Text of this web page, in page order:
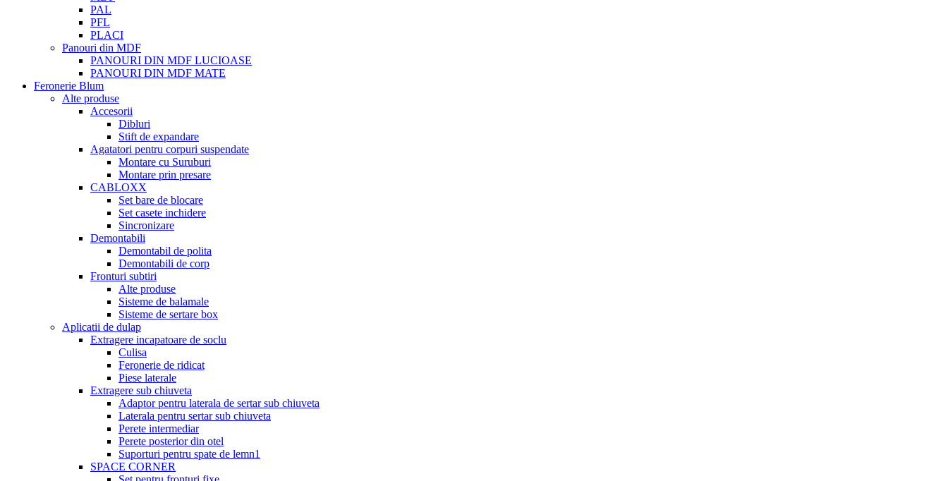
PAL
PFL
PLACI
Panouri din MDF
PANOURI DIN MDF LUCIOASE
PANOURI DIN MDF MATE
Feronerie Blum
Alte produse
Accesorii
Dibluri
Stift de expandare
Agatatori pentru corpuri suspendate
Montare cu Suruburi
Montare prin presare
CABLOXX
Set bare de blocare
Set casete inchidere
Sincronizare
Demontabili
Demontabil de polita
Demontabili de corp
Fronturi subtiri
Alte produse
Sisteme de balamale
Sisteme de sertare box
Aplicatii de dulap
Extragere incapatoare de soclu
Culisa
Feronerie de ridicat
Piese laterale
Extragere sub chiuveta
Adaptor pentru laterala de sertar sub chiuveta
Laterala pentru sertar sub chiuveta
Perete intermediar
Perete posterior din otel
Suporturi pentru spate de lemn1
SPACE CORNER